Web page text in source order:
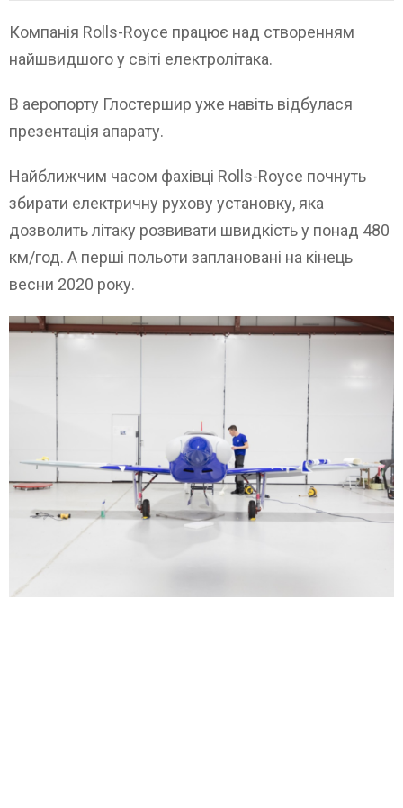
Компанія Rolls-Royce працює над створенням
найшвидшого у світі електролітака.
В аеропорту Глостершир уже навіть відбулася
презентація апарату.
Найближчим часом фахівці Rolls-Royce почнуть
збирати електричну рухову установку, яка
дозволить літаку розвивати швидкість у понад 480
км/год. А перші польоти заплановані на кінець
весни 2020 року.